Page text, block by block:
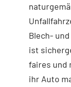
Blech-
ist
faires und
ihr Auto